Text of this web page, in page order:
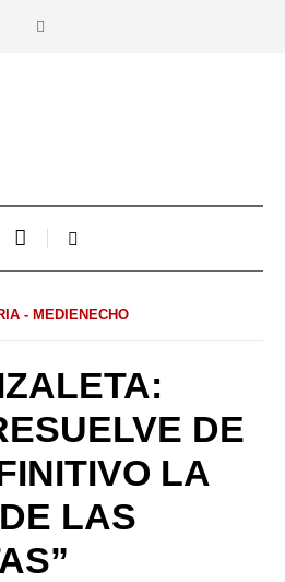
- MEDIENECHO
DE
LA
LAS